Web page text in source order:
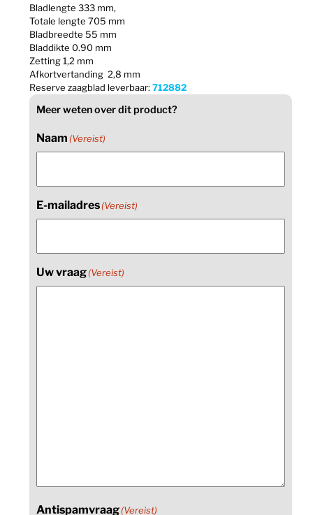
Bladlengte 333 mm,
Totale lengte 705 mm
Bladbreedte 55 mm
Bladdikte 0.90 mm
Zetting 1,2 mm
Afkortvertanding 2,8 mm
Reserve zaagblad leverbaar:712882
Meer weten over dit product?
Naam (Vereist)
E-mailadres(Vereist)
Uw vraag(Vereist)
Antispamvraag(Vereist)